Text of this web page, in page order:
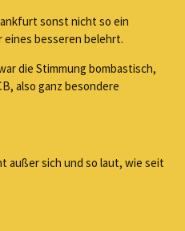
sonst nicht so ein
besseren belehrt.
die Stimmung bombastisch,
also ganz besondere
außer sich und so laut, wie seit